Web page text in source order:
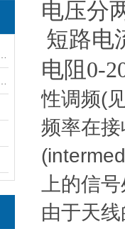
电压分
短路电
电阻 0-
性调频(
频率在
上的信
由于天